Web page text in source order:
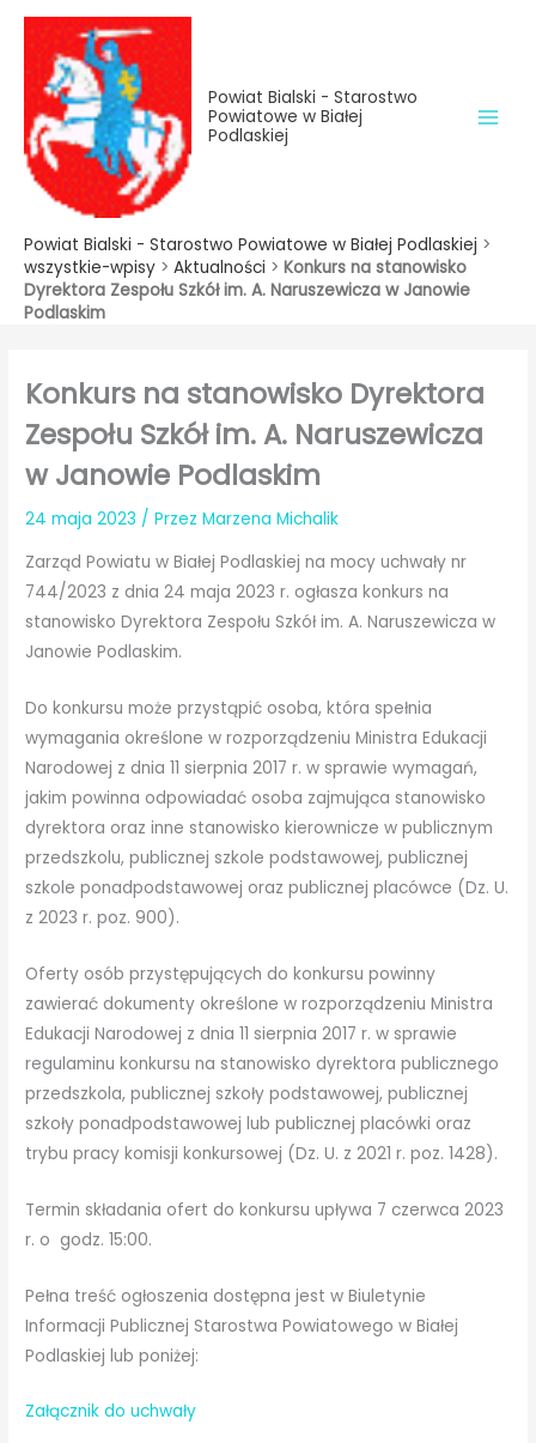
treści
Przejdź
treści
Powiat Bialski - Starostwo
Powiatowe w Białej
Podlaskiej
Powiat Bialski - Starostwo Powiatowe w Białej Podlaskiej >
wszystkie-wpisy > Aktualności > Konkurs na stanowisko
Dyrektora Zespołu Szkół im. A. Naruszewicza w Janowie
Podlaskim
Konkurs na stanowisko Dyrektora
Zespołu Szkół im. A. Naruszewicza
w Janowie Podlaskim
24 maja 2023 / PrzezMarzena Michalik
Zarząd Powiatu w Białej Podlaskiej na mocy uchwały nr
744/2023 z dnia 24 maja 2023 r. ogłasza konkurs na
stanowisko Dyrektora Zespołu Szkół im. A. Naruszewicza w
Janowie Podlaskim.
Do konkursu może przystąpić osoba, która spełnia
wymagania określone w rozporządzeniu Ministra Edukacji
Narodowej z dnia 11 sierpnia 2017 r. w sprawie wymagań,
jakim powinna odpowiadać osoba zajmująca stanowisko
dyrektora oraz inne stanowisko kierownicze w publicznym
przedszkolu, publicznej szkole podstawowej, publicznej
szkole ponadpodstawowej oraz publicznej placówce (Dz. U.
z 2023 r. poz. 900).
Oferty osób przystępujących do konkursu powinny
zawierać dokumenty określone w rozporządzeniu Ministra
Edukacji Narodowej z dnia 11 sierpnia 2017 r. w sprawie
regulaminu konkursu na stanowisko dyrektora publicznego
przedszkola, publicznej szkoły podstawowej, publicznej
szkoły ponadpodstawowej lub publicznej placówki oraz
trybu pracy komisji konkursowej (Dz. U. z 2021 r. poz. 1428).
Termin składania ofert do konkursu upływa 7 czerwca 2023
r. o godz. 15:00.
Pełna treść ogłoszenia dostępna jest w Biuletynie
Informacji Publicznej Starostwa Powiatowego w Białej
Podlaskiej lub poniżej:
Załącznik do uchwały